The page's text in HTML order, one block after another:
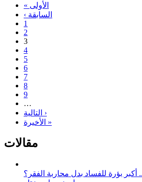
« الأولى
‹ السابقة
1
2
3
4
5
6
7
8
9
…
التالية ›
الأخيرة »
مقالات
بؤرة للفساد بدل محاربة الفقر؟